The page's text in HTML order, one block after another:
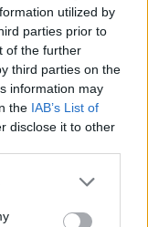
utilized by
parties prior to
of the further
third parties on the
information may
the IAB’s List of
disclose it to other
or more Google
You may click to
τον κόσμο»